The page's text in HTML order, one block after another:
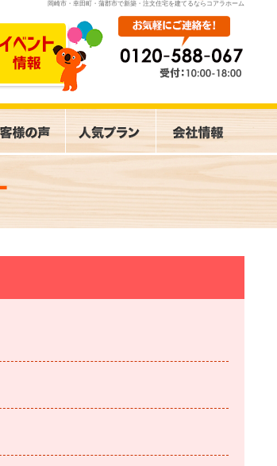
岡崎市・幸田町・蒲郡市で新築・注文住宅を建てるならコアラホーム